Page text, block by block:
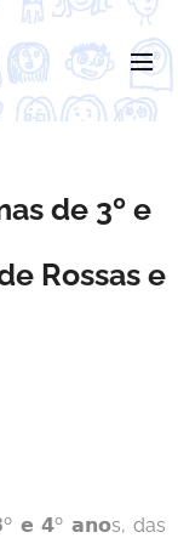
de 3º e
Rossas e
𝗲 𝟰º 𝗮𝗻𝗼s, das